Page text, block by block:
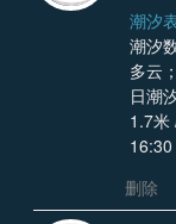
潮汐
潮汐
多云
日潮
1.7米
删除